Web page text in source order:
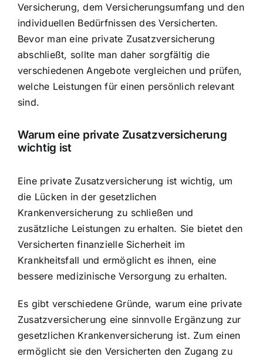
Versicherung, dem Versicherungsumfang und den
individuellen Bedürfnissen des Versicherten.
Bevor man eine private Zusatzversicherung
abschließt, sollte man daher sorgfältig die
verschiedenen Angebote vergleichen und prüfen,
welche Leistungen für einen persönlich relevant
sind.
Warum eine private Zusatzversicherung
wichtig ist
Eine private Zusatzversicherung ist wichtig, um
die Lücken in der gesetzlichen
Krankenversicherung zu schließen und
zusätzliche Leistungen zu erhalten. Sie bietet den
Versicherten finanzielle Sicherheit im
Krankheitsfall und ermöglicht es ihnen, eine
bessere medizinische Versorgung zu erhalten.
Es gibt verschiedene Gründe, warum eine private
Zusatzversicherung eine sinnvolle Ergänzung zur
gesetzlichen Krankenversicherung ist. Zum einen
ermöglicht sie den Versicherten den Zugang zu